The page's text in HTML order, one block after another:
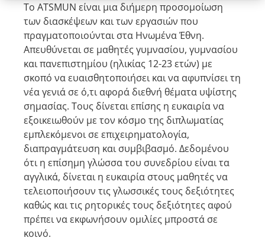
Το ATSMUN είναι μια διήμερη προσομοίωση
των διασκέψεων και των εργασιών που
πραγματοποιούνται στα Ηνωμένα Έθνη.
Απευθύνεται σε μαθητές γυμνασίου, γυμνασίου
και πανεπιστημίου (ηλικίας 12-23 ετών) με
σκοπό να ευαισθητοποιήσει και να αφυπνίσει τη
νέα γενιά σε ό,τι αφορά διεθνή θέματα υψίστης
σημασίας. Τους δίνεται επίσης η ευκαιρία να
εξοικειωθούν με τον κόσμο της διπλωματίας
εμπλεκόμενοι σε επιχειρηματολογία,
διαπραγμάτευση και συμβιβασμό. Δεδομένου
ότι η επίσημη γλώσσα του συνεδρίου είναι τα
αγγλικά, δίνεται η ευκαιρία στους μαθητές να
τελειοποιήσουν τις γλωσσικές τους δεξιότητες
καθώς και τις ρητορικές τους δεξιότητες αφού
πρέπει να εκφωνήσουν ομιλίες μπροστά σε
κοινό.